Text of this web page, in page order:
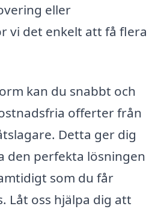
eller
vi det enkelt att få flera
kan du snabbt och
offerter från
Detta ger dig
den perfekta lösningen
som du får
Låt oss hjälpa dig att